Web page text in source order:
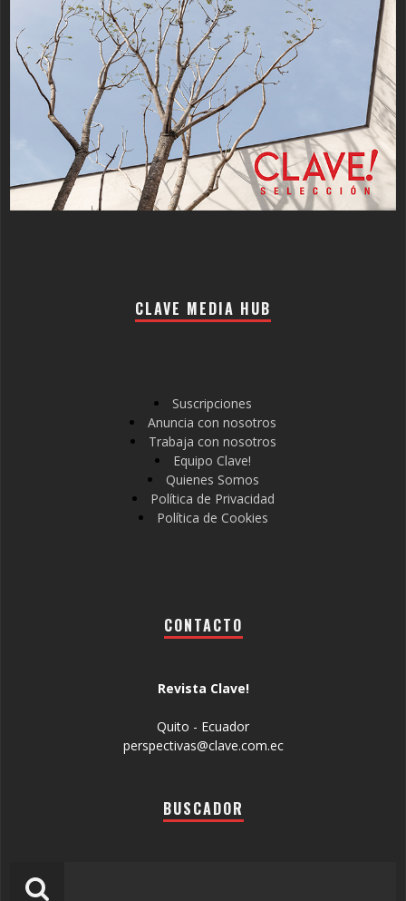
CLAVE MEDIA HUB
Suscripciones
Anuncia con nosotros
Trabaja con nosotros
Equipo Clave!
Quienes Somos
Política de Privacidad
Política de Cookies
CONTACTO
Revista Clave!
Quito - Ecuador
perspectivas@clave.com.ec
BUSCADOR